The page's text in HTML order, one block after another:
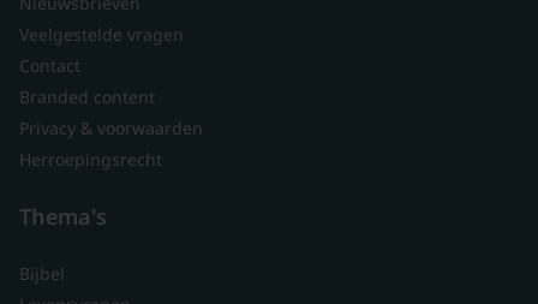
Veelgestelde vragen
Contact
Branded content
Privacy & voorwaarden
Herroepingsrecht
Thema's
Bijbel